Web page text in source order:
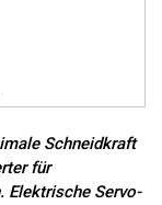
Schneidkraft
für
Elektrische Servo-